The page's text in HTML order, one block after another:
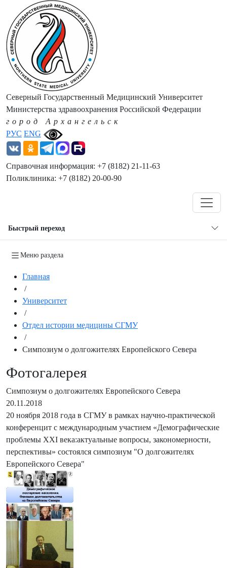
РУС ENG
Северный Государственный Медицинский Университет
Министерства здравоохранения Российской Федерации
город Архангельск
Справочная информация: +7 (8182) 21-11-63
Поликлиника: +7 (8182) 20-00-90
Быстрый переход
Меню раздела
Главная
/
Университет
/
Отдел истории медицины СГМУ
/
Симпозиум о долгожителях Европейского Севера
Фотогалерея
Симпозиум о долгожителях Европейского Севера
20.11.2018
20 ноября 2018 года в СГМУ в рамках научно-практической
конференцит с международным участием «Демографические
проблемы XXI века:актуальные вопросы, закономерности,
перспективы» состоялся симпозиум "О долгожителях
Европейского Севера"